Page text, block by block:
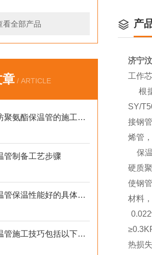
看全部产品
章 / ARTICLE
精筑防线：潍坊聚氨酯保温管的施工规范指南
管制备工艺步骤
烟台聚氨酯保温管保温性能好的具体表现
烟台聚氨酯保温管施工技巧包括以下几点
产
济宁
工作
根据
SY/
接钢
烯管
保温
硬质
使钢
材料
热损